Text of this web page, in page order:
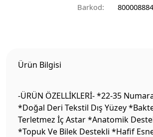
Barkod:
Ürün Bilgisi
-ÜRÜN ÖZELLİKLERİ- *22-35
*Doğal Deri Tekstil Dış Yüzey
Terletmez İç Astar *Anatomik
*Topuk Ve Bilek Destekli *Hafif